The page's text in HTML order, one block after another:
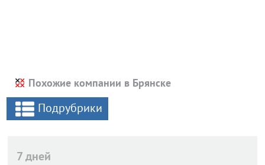
Похожие компании в Брянске
Подрубрики
7 дней